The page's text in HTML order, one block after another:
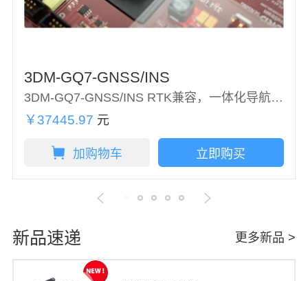
3DM-GQ7-GNSS/INS
3DM-GQ7-GNSS/INS RTK兼容，一体化导航解决方案
￥37445.97 元
加购物车 立即购买
新品速递 更多新品 >